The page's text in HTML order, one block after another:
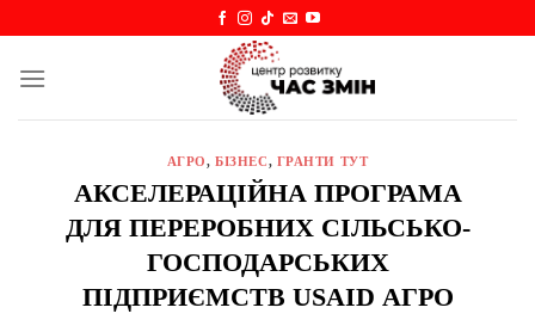
content
АГРО,БІЗНЕС, ГРАНТИ ТУТ
АКСЕЛЕРАЦІЙНА ПРОГРАМА
ДЛЯ ПЕРЕРОБНИХ СІЛЬСЬКО-
ГОСПОДАРСЬКИХ
ПІДПРИЄМСТВ USAID АГРО